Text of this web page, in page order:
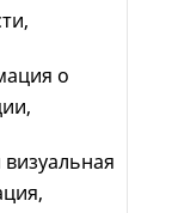
о
визуальная